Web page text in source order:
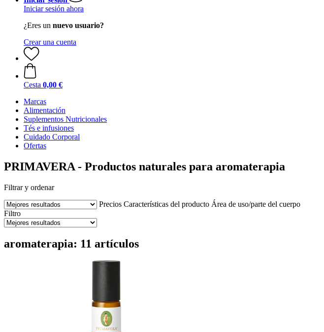
Iniciar sesión ahora
¿Eres un nuevo usuario?
Crear una cuenta
Cesta 0,00 €
Marcas
Alimentación
Suplementos Nutricionales
Tés e infusiones
Cuidado Corporal
Ofertas
PRIMAVERA - Productos naturales para aromaterapia
Filtrar y ordenar
Precios Características del producto Área de uso/parte del cuerpo
Filtro
aromaterapia: 11 artículos